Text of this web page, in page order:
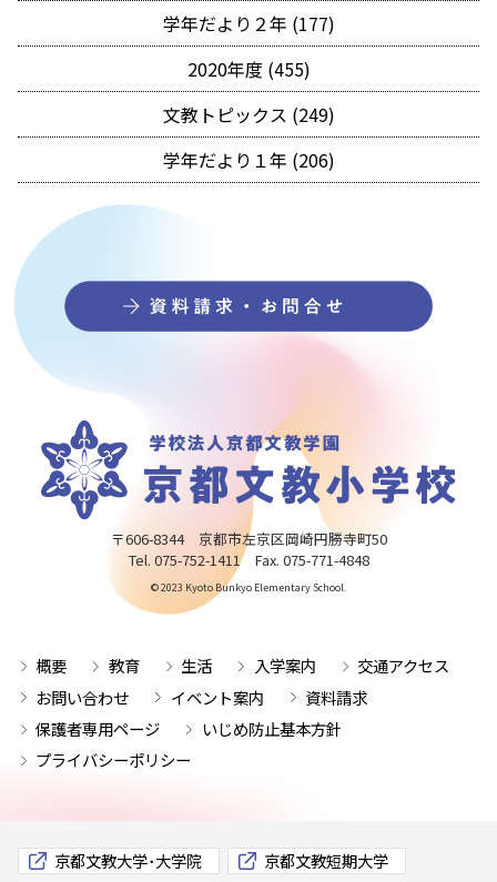
学年だより２年 (177)
2020年度 (455)
文教トピックス (249)
学年だより１年 (206)
〒606-8344 京都市左京区岡崎円勝寺町50
Tel. 075-752-1411 Fax. 075-771-4848
© 2023 Kyoto Bunkyo Elementary School.
概要 教育 生活 入学案内
交通アクセス
お問い合わせ
イベント案内
資料請求
保護者専用ページ
いじめ防止基本方針
プライバシーポリシー
京都文教大学･大学院 京都文教短期大学